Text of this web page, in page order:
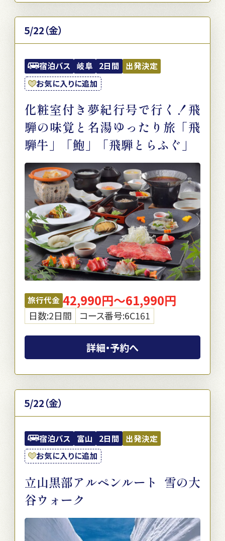
5/22（金）
宿泊バス 岐阜 2日間
出発決定
お気に入りに追加
化粧室付き夢紀行号で行く！飛
騨の味覚と名湯ゆったり旅「飛
騨牛」「鮑」「飛騨とらふぐ」
旅行代金 42,990円～61,990円
日数:2日間 コース番号:6C161
詳細・予約へ
5/22（金）
宿泊バス 富山 2日間
出発決定
お気に入りに追加
立山黒部アルペンルート 雪の大
谷ウォーク